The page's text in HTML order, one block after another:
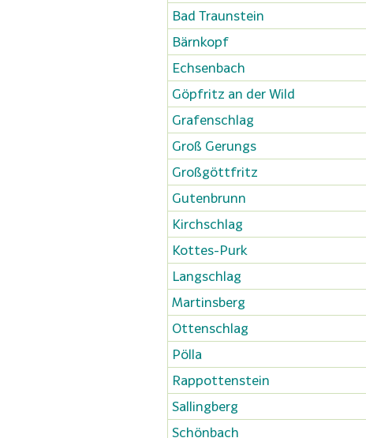
Bad Traunstein
Bärnkopf
Echsenbach
Göpfritz an der Wild
Grafenschlag
Groß Gerungs
Großgöttfritz
Gutenbrunn
Kirchschlag
Kottes-Purk
Langschlag
Martinsberg
Ottenschlag
Pölla
Rappottenstein
Sallingberg
Schönbach